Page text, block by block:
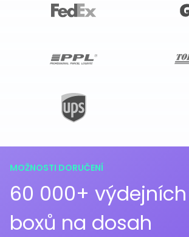
MOŽNOSTI DORUČENÍ
60 000+
boxů na dosah